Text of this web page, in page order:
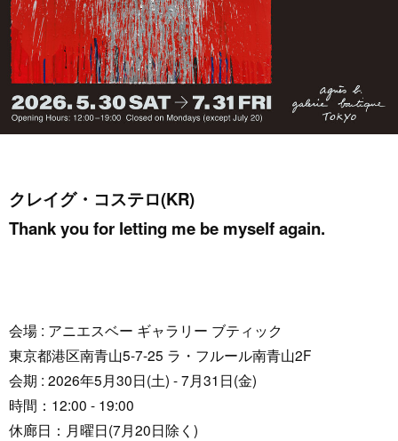
クレイグ・コステロ(KR)
Thank you for letting me be myself again.
会場 : アニエスベー ギャラリー ブティック
東京都港区南青山5-7-25 ラ・フルール南青山2F
会期 : 2026年5月30日(土) - 7月31日(金)
時間：12:00 - 19:00
休廊日：月曜日(7月20日除く)